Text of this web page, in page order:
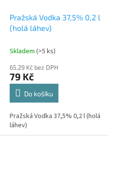
Pražská Vodka 37,5% 0,2 l
(holá láhev)
Skladem (>5 ks)
65,29 Kč bez DPH
79 Kč
Do košíku
Pražská Vodka 37,5% 0,2 l (holá
láhev)